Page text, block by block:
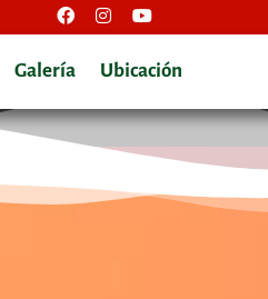
Galería Ubicación